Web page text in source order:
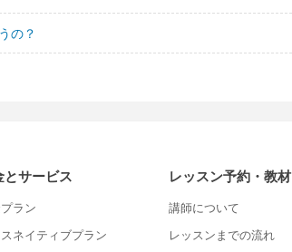
の？
とサービス
ラン
ネイティブプラン
レッスン予約・教材
講師について
レッスンまでの流れ